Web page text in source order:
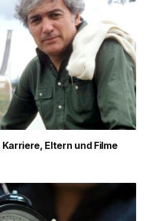
Eltern und Filme